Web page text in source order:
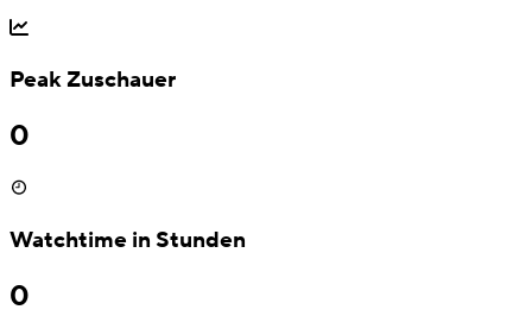
Peak Zuschauer
0
Watchtime in Stunden
0